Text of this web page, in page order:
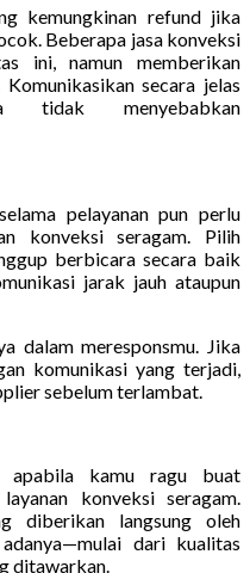
kemungkinan refund jika
Beberapa jasa konveksi
ini, namun memberikan
secara jelas
tidak menyebabkan
pelayanan pun perlu
konveksi seragam. Pilih
berbicara secara baik
jarak jauh ataupun
dalam meresponsmu. Jika
komunikasi yang terjadi,
sebelum terlambat.
apabila kamu ragu buat
konveksi seragam.
diberikan langsung oleh
dari kualitas
ditawarkan.